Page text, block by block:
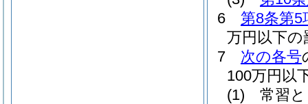
6
第8条第5
万円以下
7
次の各号
100万円以
(1)
常習